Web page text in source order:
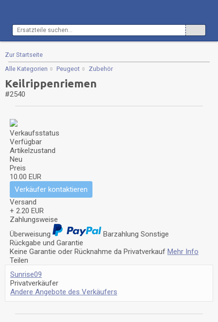
Zur Startseite
Alle Kategorien
Peugeot Zubehör
Keilrippenriemen
#2540
Verkaufsstatus
Verfügbar
Artikelzustand
Neu
Preis
10.00 EUR
Verkäufer kontaktieren
Versand
+ 2.20 EUR
Zahlungsweise
Überweisung
Barzahlung Sonstige
Rückgabe und Garantie
Keine Garantie oder Rücknahme da Privatverkauf Mehr Info
Teilen
Sunrise09
Privatverkäufer
Andere Angebote des Verkäufers